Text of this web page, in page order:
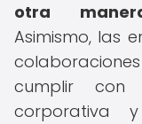
otra
Asimismo, las
cumplir con
corporativa